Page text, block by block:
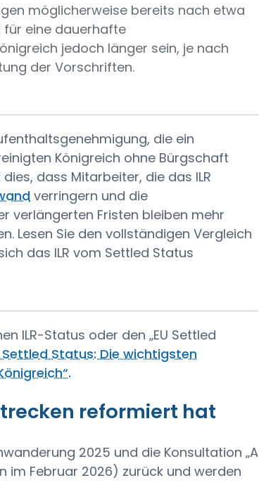
möglicherweise bereits nach etwa
für eine dauerhafte
jedoch länger sein, je nach
der Vorschriften.
die ein
Königreich ohne Bürgschaft
dass Mitarbeiter, die das ILR
verringern und die
verlängerten Fristen bleiben mehr
Lesen Sie den vollständigen Vergleich
das ILR vom Settled Status
ILR-Status oder den „EU Settled
Settled Status: Die wichtigsten
reformiert hat
2025 und die Konsultation „A
im Februar 2026) zurück und werden